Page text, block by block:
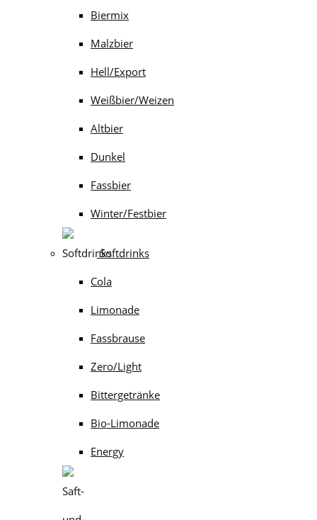
Biermix
Malzbier
Hell/Export
Weißbier/Weizen
Altbier
Dunkel
Fassbier
Winter/Festbier
Softdrinks
Cola
Limonade
Fassbrause
Zero/Light
Bittergetränke
Bio-Limonade
Energy